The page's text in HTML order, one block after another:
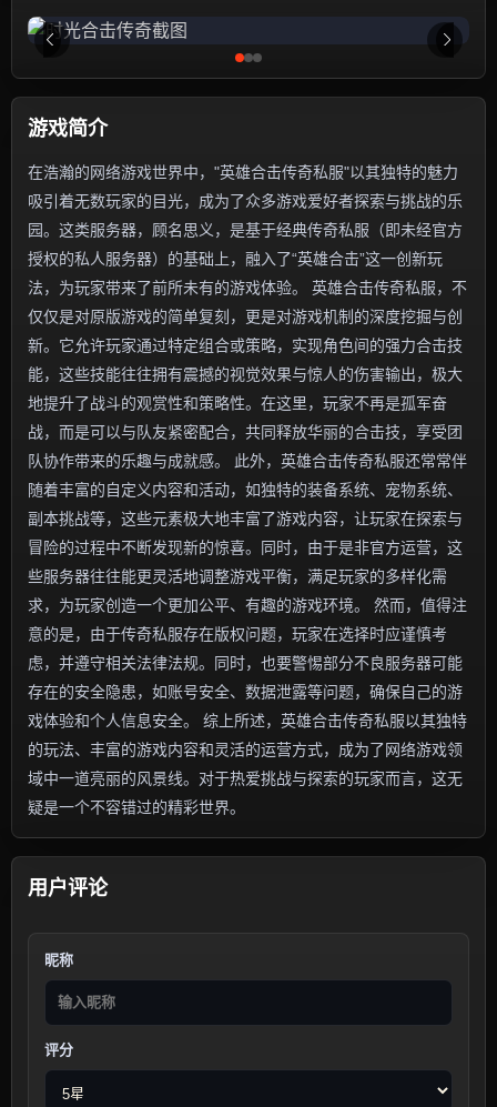
游戏简介
在浩瀚的网络游戏世界中，"英雄合击传奇私服"以其独特的魅力
吸引着无数玩家的目光，成为了众多游戏爱好者探索与挑战的乐
园。这类服务器，顾名思义，是基于经典传奇私服（即未经官方
授权的私人服务器）的基础上，融入了“英雄合击”这一创新玩
法，为玩家带来了前所未有的游戏体验。 英雄合击传奇私服，不
仅仅是对原版游戏的简单复刻，更是对游戏机制的深度挖掘与创
新。它允许玩家通过特定组合或策略，实现角色间的强力合击技
能，这些技能往往拥有震撼的视觉效果与惊人的伤害输出，极大
地提升了战斗的观赏性和策略性。在这里，玩家不再是孤军奋
战，而是可以与队友紧密配合，共同释放华丽的合击技，享受团
队协作带来的乐趣与成就感。 此外，英雄合击传奇私服还常常伴
随着丰富的自定义内容和活动，如独特的装备系统、宠物系统、
副本挑战等，这些元素极大地丰富了游戏内容，让玩家在探索与
冒险的过程中不断发现新的惊喜。同时，由于是非官方运营，这
些服务器往往能更灵活地调整游戏平衡，满足玩家的多样化需
求，为玩家创造一个更加公平、有趣的游戏环境。 然而，值得注
意的是，由于传奇私服存在版权问题，玩家在选择时应谨慎考
虑，并遵守相关法律法规。同时，也要警惕部分不良服务器可能
存在的安全隐患，如账号安全、数据泄露等问题，确保自己的游
戏体验和个人信息安全。 综上所述，英雄合击传奇私服以其独特
的玩法、丰富的游戏内容和灵活的运营方式，成为了网络游戏领
域中一道亮丽的风景线。对于热爱挑战与探索的玩家而言，这无
疑是一个不容错过的精彩世界。
用户评论
昵称
评分